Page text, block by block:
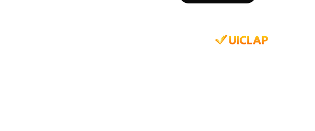
em pessoa, a
Óbvio que ela